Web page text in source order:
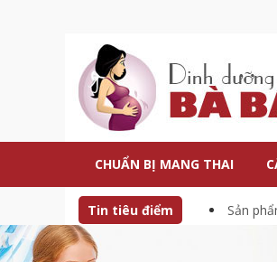
CHUẨN BỊ MANG THAI
Tin tiêu điểm Sản